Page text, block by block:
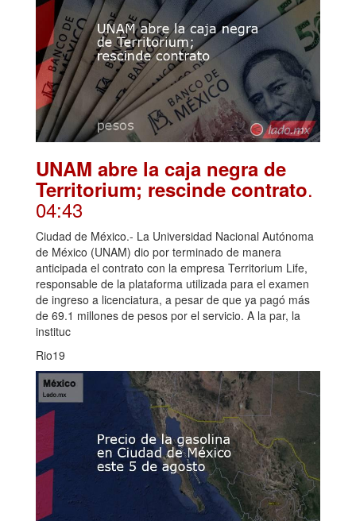
UNAM abre la caja negra de
Territorium; rescinde contrato.
04:43
Ciudad de México.- La Universidad Nacional Autónoma
de México (UNAM) dio por terminado de manera
anticipada el contrato con la empresa Territorium Life,
responsable de la plataforma utilizada para el examen
de ingreso a licenciatura, a pesar de que ya pagó más
de 69.1 millones de pesos por el servicio. A la par, la
instituc
Rio19